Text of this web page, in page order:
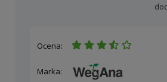
Ocena:
Marka: